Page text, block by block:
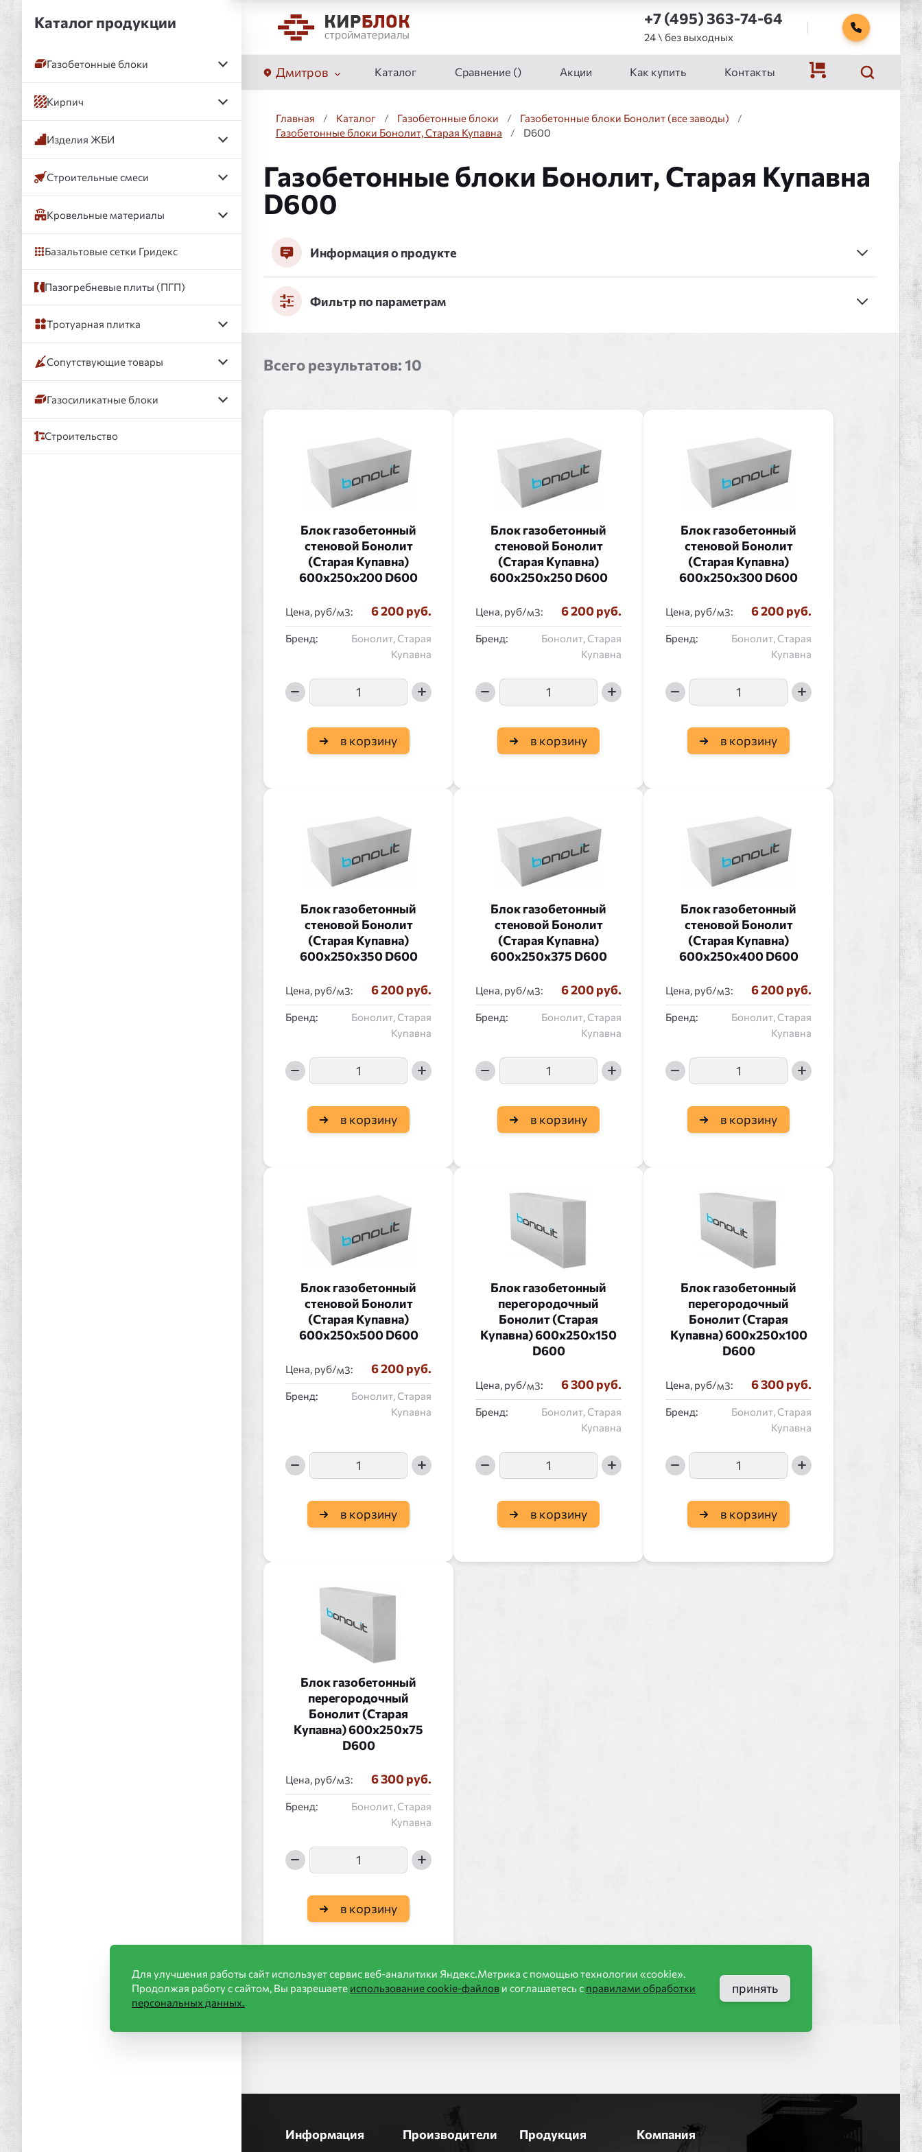
+7 (495) 363-74-64
24 \ без выходных
Дмитров Каталог Сравнение () Акции Как купить Контакты
Главная / Каталог / Газобетонные блоки / Газобетонные блоки Бонолит (все заводы)
/
Газобетонные блоки Бонолит, Старая Купавна
/ D600
Газобетонные блоки Бонолит, Старая Купавна
D600
Информация о продукте
Фильтр по параметрам
Всего результатов:10
Блок газобетонный
стеновой Бонолит
(Старая Купавна)
600x250x200 D600
Цена, руб/ : 6 200 руб.
Бренд:
Бонолит, Старая
Купавна
в корзину
Блок газобетонный
стеновой Бонолит
(Старая Купавна)
600x250x250 D600
Цена, руб/ : 6 200 руб.
Бренд:
Бонолит, Старая
Купавна
в корзину
Блок газобетонный
стеновой Бонолит
(Старая Купавна)
600x250x300 D600
Цена, руб/ : 6 200 руб.
Бренд:
Бонолит, Старая
Купавна
в корзину
Блок газобетонный
стеновой Бонолит
(Старая Купавна)
600x250x350 D600
Цена, руб/ : 6 200 руб.
Бренд:
Бонолит, Старая
Купавна
в корзину
Блок газобетонный
стеновой Бонолит
(Старая Купавна)
600x250x375 D600
Цена, руб/ : 6 200 руб.
Бренд:
Бонолит, Старая
Купавна
в корзину
Блок газобетонный
стеновой Бонолит
(Старая Купавна)
600x250x400 D600
Цена, руб/ : 6 200 руб.
Бренд:
Бонолит, Старая
Купавна
в корзину
Блок газобетонный
стеновой Бонолит
(Старая Купавна)
600x250x500 D600
Цена, руб/ : 6 200 руб.
Бренд:
Бонолит, Старая
Купавна
в корзину
Блок газобетонный
перегородочный
Бонолит (Старая
Купавна) 600x250x150
D600
Цена, руб/ : 6 300 руб.
Бренд:
Бонолит, Старая
Купавна
в корзину
Блок газобетонный
перегородочный
Бонолит (Старая
Купавна) 600x250x100
D600
Цена, руб/ : 6 300 руб.
Бренд:
Бонолит, Старая
Купавна
в корзину
Блок газобетонный
перегородочный
Бонолит (Старая
Купавна) 600x250x75
D600
Цена, руб/ : 6 300 руб.
Бренд:
Бонолит, Старая
Купавна
в корзину
Информация Производители Продукция Компания
Каталог продукции
Газобетонные блоки
Кирпич
Изделия ЖБИ
Строительные смеси
Кровельные материалы
Базальтовые сетки Гридекс
Пазогребневые плиты (ПГП)
Тротуарная плитка
Сопутствующие товары
Газосиликатные блоки
Строительство
Для улучшения работы сайт использует сервис веб-аналитики Яндекс.Метрика с помощью технологии «cookie».
Продолжая работу с сайтом, Вы разрешаете использование cookie-файлов и соглашаетесь с правилами обработки
персональных данных.
принять